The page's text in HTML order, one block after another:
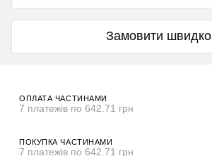
Замовити швидко
ОПЛАТА ЧАСТИНАМИ
7 платежів по 642.71 грн
ПОКУПКА ЧАСТИНАМИ
7 платежів по 642.71 грн